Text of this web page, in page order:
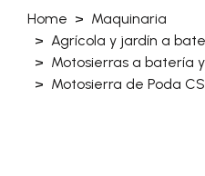
Home
Maquinaria
Agrícola y jardín a
Motosierras a batería
Motosierra de Poda